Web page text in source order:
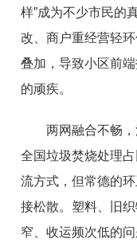
样”成为不少市民的
改、商户重经营轻
叠加，导致小区前
的顽疾。
两网融合不畅
全国垃圾焚烧处理
流方式，但常德的
接松散。塑料、旧
窄、收运频次低的